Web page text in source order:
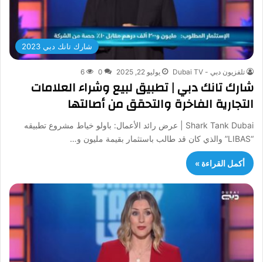
شارك تانك دبي 2023
تلفزيون دبي - Dubai TV يوليو 22, 2025 0
6
شارك تانك دبي | تطبيق لبيع وشراء العلامات
التجارية الفاخرة والتحقق من أصالتها
Shark Tank Dubai | عرض رائد الأعمال: باولو خياط مشروع تطبيقه
“LIBAS” والذي كان قد طالب باستثمار بقيمة مليون و…
أكمل القراءة »